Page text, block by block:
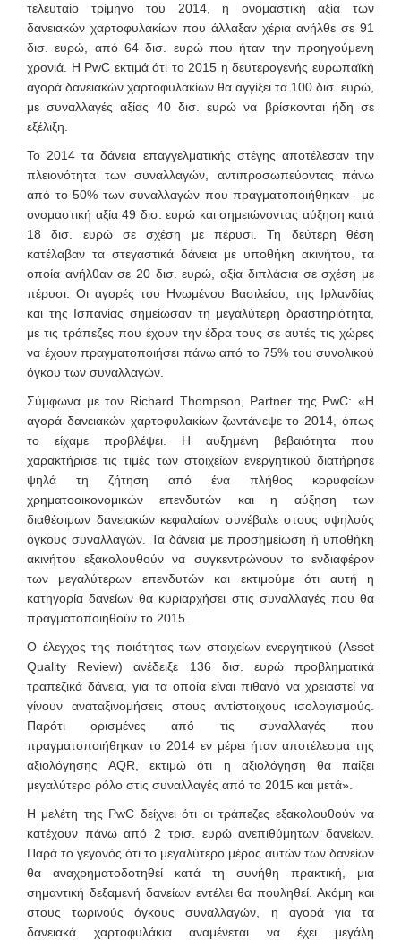
τελευταίο τρίμηνο του 2014, η ονομαστική αξία των
δανειακών χαρτοφυλακίων που άλλαξαν χέρια ανήλθε σε 91
δισ. ευρώ, από 64 δισ. ευρώ που ήταν την προηγούμενη
χρονιά. Η PwC εκτιμά ότι το 2015 η δευτερογενής ευρωπαϊκή
αγορά δανειακών χαρτοφυλακίων θα αγγίξει τα 100 δισ. ευρώ,
με συναλλαγές αξίας 40 δισ. ευρώ να βρίσκονται ήδη σε
εξέλιξη.
Το 2014 τα δάνεια επαγγελματικής στέγης αποτέλεσαν την
πλειονότητα των συναλλαγών, αντιπροσωπεύοντας πάνω
από το 50% των συναλλαγών που πραγματοποιήθηκαν –με
ονομαστική αξία 49 δισ. ευρώ και σημειώνοντας αύξηση κατά
18 δισ. ευρώ σε σχέση με πέρυσι. Τη δεύτερη θέση
κατέλαβαν τα στεγαστικά δάνεια με υποθήκη ακινήτου, τα
οποία ανήλθαν σε 20 δισ. ευρώ, αξία διπλάσια σε σχέση με
πέρυσι. Οι αγορές του Ηνωμένου Βασιλείου, της Ιρλανδίας
και της Ισπανίας σημείωσαν τη μεγαλύτερη δραστηριότητα,
με τις τράπεζες που έχουν την έδρα τους σε αυτές τις χώρες
να έχουν πραγματοποιήσει πάνω από το 75% του συνολικού
όγκου των συναλλαγών.
Σύμφωνα με τον Richard Thompson, Partner της PwC: «Η
αγορά δανειακών χαρτοφυλακίων ζωντάνεψε το 2014, όπως
το είχαμε προβλέψει. Η αυξημένη βεβαιότητα που
χαρακτήρισε τις τιμές των στοιχείων ενεργητικού διατήρησε
ψηλά τη ζήτηση από ένα πλήθος κορυφαίων
χρηματοοικονομικών επενδυτών και η αύξηση των
διαθέσιμων δανειακών κεφαλαίων συνέβαλε στους υψηλούς
όγκους συναλλαγών. Τα δάνεια με προσημείωση ή υποθήκη
ακινήτου εξακολουθούν να συγκεντρώνουν το ενδιαφέρον
των μεγαλύτερων επενδυτών και εκτιμούμε ότι αυτή η
κατηγορία δανείων θα κυριαρχήσει στις συναλλαγές που θα
πραγματοποιηθούν το 2015.
Ο έλεγχος της ποιότητας των στοιχείων ενεργητικού (Asset
Quality Review) ανέδειξε 136 δισ. ευρώ προβληματικά
τραπεζικά δάνεια, για τα οποία είναι πιθανό να χρειαστεί να
γίνουν αναταξινομήσεις στους αντίστοιχους ισολογισμούς.
Παρότι ορισμένες από τις συναλλαγές που
πραγματοποιήθηκαν το 2014 εν μέρει ήταν αποτέλεσμα της
αξιολόγησης AQR, εκτιμώ ότι η αξιολόγηση θα παίξει
μεγαλύτερο ρόλο στις συναλλαγές από το 2015 και μετά».
Η μελέτη της PwC δείχνει ότι οι τράπεζες εξακολουθούν να
κατέχουν πάνω από 2 τρισ. ευρώ ανεπιθύμητων δανείων.
Παρά το γεγονός ότι το μεγαλύτερο μέρος αυτών των δανείων
θα αναχρηματοδοτηθεί κατά τη συνήθη πρακτική, μια
σημαντική δεξαμενή δανείων εντέλει θα πουληθεί. Ακόμη και
στους τωρινούς όγκους συναλλαγών, η αγορά για τα
δανειακά χαρτοφυλάκια αναμένεται να έχει μεγάλη